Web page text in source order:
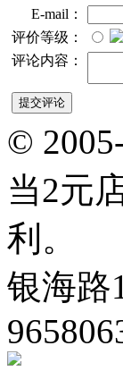
E-mail：
评价等级：
评论内容：
©
当2元
利。
银海路